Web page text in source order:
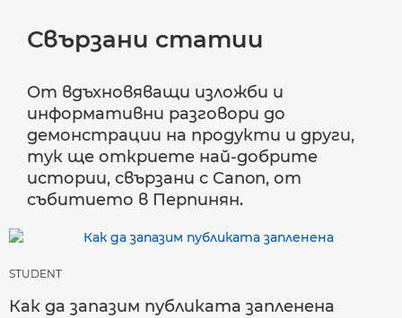
Свързани статии
От вдъхновяващи изложби и
информативни разговори до
демонстрации на продукти и други,
тук ще откриете най-добрите
истории, свързани с Canon, от
събитието в Перпинян.
STUDENT
Как да запазим публиката запленена